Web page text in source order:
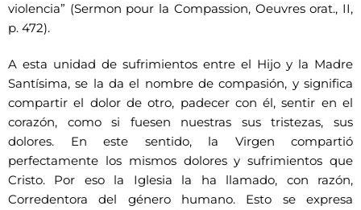
violencia” (Sermon pour la Compassion, Oeuvres orat., II,
p. 472).
A esta unidad de sufrimientos entre el Hijo y la Madre
Santísima, se la da el nombre de compasión, y significa
compartir el dolor de otro, padecer con él, sentir en el
corazón, como si fuesen nuestras sus tristezas, sus
dolores. En este sentido, la Virgen compartió
perfectamente los mismos dolores y sufrimientos que
Cristo. Por eso la Iglesia la ha llamado, con razón,
Corredentora del género humano. Esto se expresa